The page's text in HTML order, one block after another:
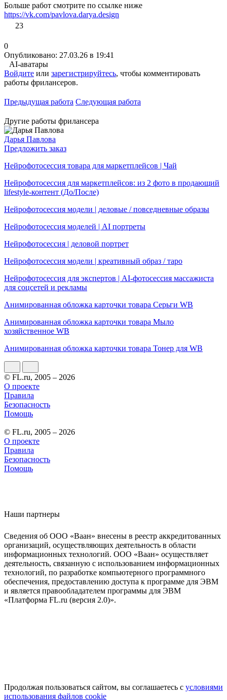
Больше работ смотрите по ссылке ниже
https://vk.com/pavlova.darya.design
23
0
Опубликовано: 27.03.26 в 19:41
AI-аватары
Войдите или зарегистрируйтесь, чтобы комментировать
работы фрилансеров.
Предыдущая работа Следующая работа
Другие работы фрилансера
Дарья Павлова
Предложить заказ
Нейрофотосессия товара для маркетплейсов | Чай
Нейрофотосессия для маркетплейсов: из 2 фото в продающий
lifestyle-контент (До/После)
Нейрофотосессия модели | деловые / повседневные образы
Нейрофотосессия моделей | AI портреты
Нейрофотосессия | деловой портрет
Нейрофотосессия модели | креативный образ / таро
Нейрофотосессия для экспертов | AI-фотосессия массажиста
для соцсетей и рекламы
Анимированная обложка карточки товара Серьги WB
Анимированная обложка карточки товара Мыло
хозяйственное WB
Анимированная обложка карточки товара Тонер для WB
© FL.ru, 2005 – 2026
О проекте
Правила
Безопасность
Помощь
© FL.ru, 2005 – 2026
О проекте
Правила
Безопасность
Помощь
Наши партнеры
Сведения об ООО «Ваан» внесены в реестр аккредитованных
организаций, осуществляющих деятельность в области
информационных технологий. ООО «Ваан» осуществляет
деятельность, связанную с использованием информационных
технологий, по разработке компьютерного программного
обеспечения, предоставлению доступа к программе для ЭВМ
и является правообладателем программы для ЭВМ
«Платформа FL.ru (версия 2.0)».
Продолжая пользоваться сайтом, вы соглашаетесь с условиями
использования файлов cookie